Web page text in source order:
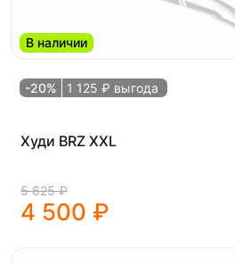
В наличии
-20% 1 125 ₽ выгода
Худи BRZ XXL
5 625 ₽
4 500 ₽